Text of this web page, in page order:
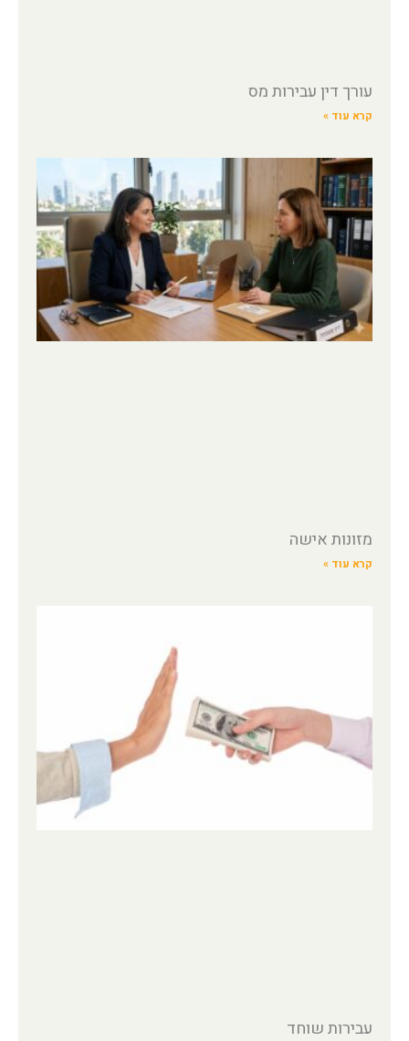
עורך דין עבירות מס
קרא עוד »
מזונות אישה
קרא עוד »
עבירות שוחד